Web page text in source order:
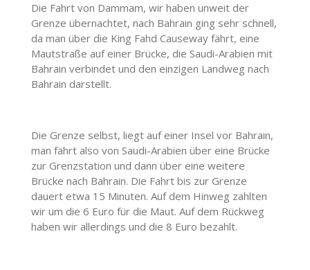
Die Fahrt von Dammam, wir haben unweit der
Grenze übernachtet, nach Bahrain ging sehr schnell,
da man über die King Fahd Causeway fährt, eine
Mautstraße auf einer Brücke, die Saudi-Arabien mit
Bahrain verbindet und den einzigen Landweg nach
Bahrain darstellt.
Die Grenze selbst, liegt auf einer Insel vor Bahrain,
man fährt also von Saudi-Arabien über eine Brücke
zur Grenzstation und dann über eine weitere
Brücke nach Bahrain. Die Fahrt bis zur Grenze
dauert etwa 15 Minuten. Auf dem Hinweg zahlten
wir um die 6 Euro für die Maut. Auf dem Rückweg
haben wir allerdings und die 8 Euro bezahlt.